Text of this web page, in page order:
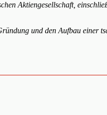
Aktiengesellschaft,
und den Aufbau einer